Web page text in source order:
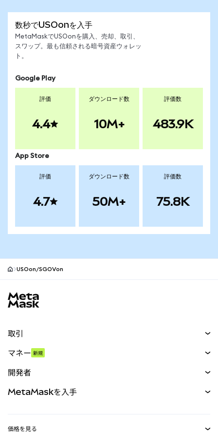
数秒でUSOonを入手
MetaMaskでUSOonを購入、売却、取引、
スワップ。最も信頼される暗号資産ウォレッ
ト。
Google Play
評価
4.4
ダウンロード数
10M+
評価数
483.9K
App Store
評価
4.7
ダウンロード数
50M+
評価数
75.8K
USOon/SGOVon
取引
パーペチュアル
RWA
マネー 新規
開発者
MetaMaskを入手
価格を見る